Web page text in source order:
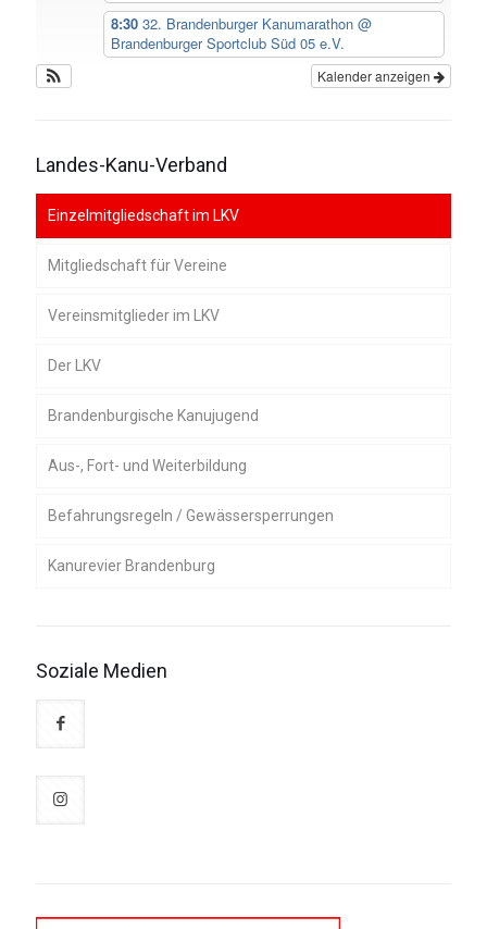
8:30 32. Brandenburger Kanumarathon @
Brandenburger Sportclub Süd 05 e.V.
Kalender anzeigen
Landes-Kanu-Verband
Einzelmitgliedschaft im LKV
Mitgliedschaft für Vereine
Vereinsmitglieder im LKV
Der LKV
Geschäftsstelle
Satzung und Ordnungen
Präsidium
Ressortleiter, Gebietsreferenten und
Brandenburgische Kanujugend
Aus-, Fort- und Weiterbildung
Befahrungsregeln / Gewässersperrungen
Kanurevier Brandenburg
Umwelt und Gewässer
Soziale Medien